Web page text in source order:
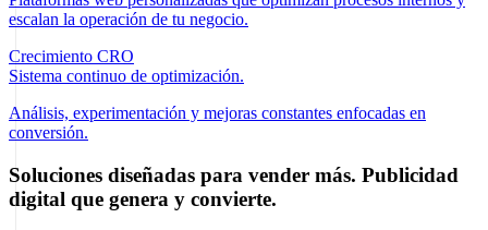
escalan la operación de tu negocio.
Crecimiento CRO
Sistema continuo de optimización.
Análisis, experimentación y mejoras constantes enfocadas en
conversión.
Soluciones diseñadas para vender más. Publicidad
digital que genera y convierte.